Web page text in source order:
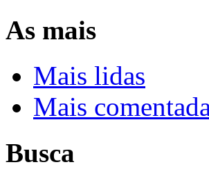
As mais
Mais lidas
Mais
Busca